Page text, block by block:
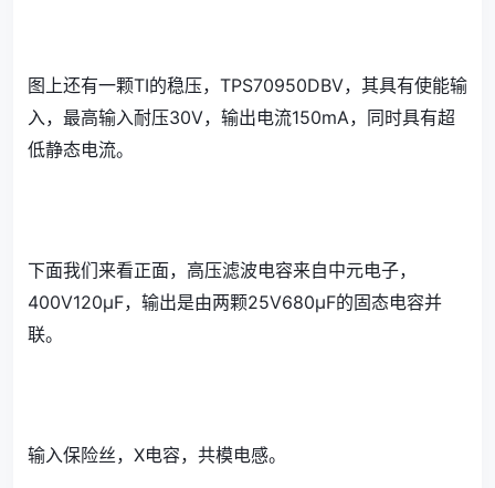
图上还有一颗TI的稳压，TPS70950DBV，其具有使能输
入，最高输入耐压30V，输出电流150mA，同时具有超
低静态电流。
下面我们来看正面，高压滤波电容来自中元电子，
400V120μF，输出是由两颗25V680μF的固态电容并
联。
输入保险丝，X电容，共模电感。